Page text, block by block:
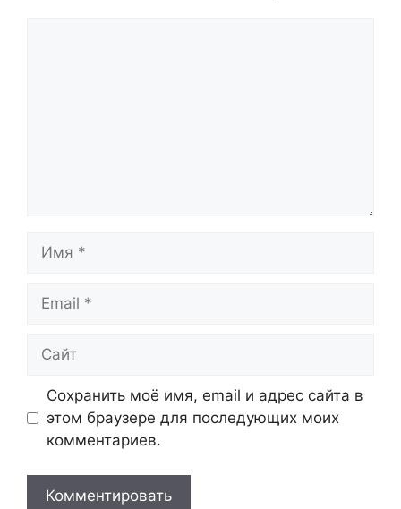
Имя
Email
Сайт
Сохранить моё имя, email и адрес сайта в
этом браузере для последующих моих
комментариев.